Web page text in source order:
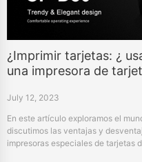
¿Imprimir tarjetas: ¿
una impresora de
July 12, 2023
En este artículo exploramos el
discutimos las ventajas y
impresoras especiales de tarjetas